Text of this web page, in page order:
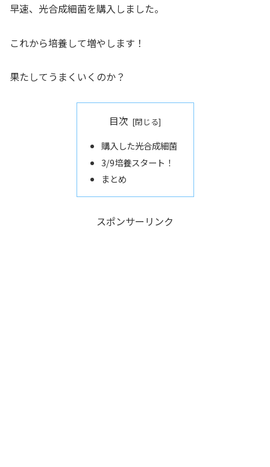
早速、光合成細菌を購入しました。
これから培養して増やします！
果たしてうまくいくのか？
目次
購入した光合成細菌
3/9培養スタート！
まとめ
スポンサーリンク